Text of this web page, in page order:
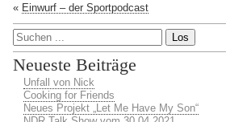
« Einwurf – der Sportpodcast
Neueste Beiträge
Unfall von Nick
Cooking for Friends
Neues Projekt „Let Me Have My Son“